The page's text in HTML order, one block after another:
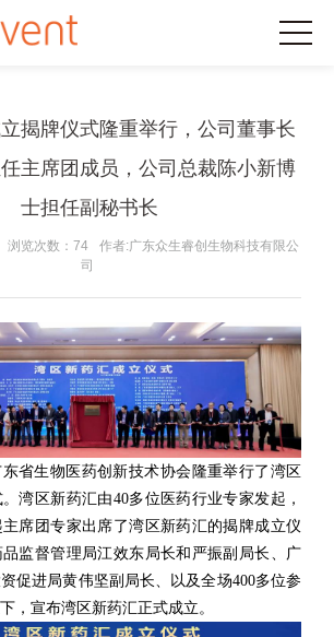
揭牌仪式隆重举行，公司董事长
主席团成员，公司总裁陈小新博
士担任副秘书长
浏览次数：74
作者:广东众生睿创生物科技有限公
司
东省生物医药创新技术协会隆重举行了湾区
湾区新药汇由40多位医药行业专家发起，
席团专家出席了湾区新药汇的揭牌成立仪
监督管理局江效东局长和严振副局长、广
促进局黄伟坚副局长、以及全场400多位参
，宣布湾区新药汇正式成立。